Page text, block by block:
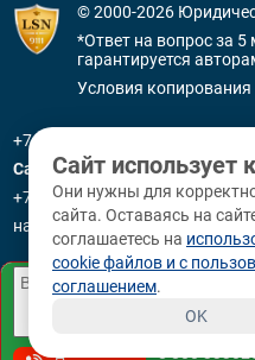
© 2000-2026
*Ответ на вопрос за 5
гарантируется
Условия копирования
+7 (800) 505-91-11
Санкт-Петербург
+7 (812) 336-92-64
наб. р. Фонтанки, д. 59
Сайт использует
Они нужны для
сайта. Оставаясь на
соглашаетесь на
cookie файлов и с
соглашением.
OK